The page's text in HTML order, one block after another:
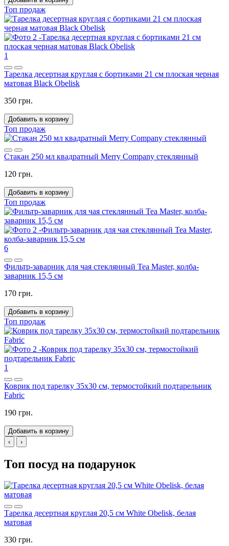
Топ продаж
1
Тарелка десертная круглая с бортиками 21 см плоская черная
матовая Black Obelisk
350 грн.
Добавить в корзину
Топ продаж
Стакан 250 мл квадратный Merry Company стеклянный
120 грн.
Добавить в корзину
Топ продаж
6
Фильтр-заварник для чая стеклянный Tea Master, колба-
заварник 15,5 см
170 грн.
Добавить в корзину
Топ продаж
1
Коврик под тарелку 35x30 см, термостойкий подтарельник
Fabric
190 грн.
Добавить в корзину
‹
›
Топ посуд на подарунок
Тарелка десертная круглая 20,5 см White Obelisk, белая
матовая
330 грн.